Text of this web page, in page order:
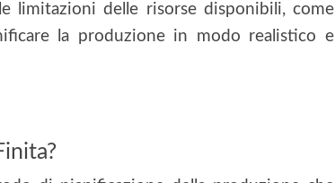
limitazioni delle risorse disponibili, come
la produzione in modo realistico e